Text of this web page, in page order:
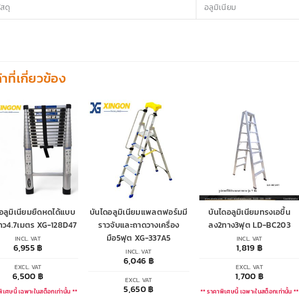
ดุ อลูมิเนียม
ที่เกี่ยวข้อง
ลูมิเนียมยืดหดได้แบบ
4.7เมตร XG-128D47
INCL. VAT
6,955฿
EXCL. VAT
6,500 ฿
ศษนี้ เฉพาะในสต็อกเท่านั้น **
บันไดอลูมิเนียมแพลตฟอร์มมี
ราวจับและถาดวางเครื่อง
มือ5ฟุต XG-337A5
INCL. VAT
6,046 ฿
EXCL. VAT
5,650฿
บันไดอลูมิเนียมทรงเอขึ้น
ลง2ทาง3ฟุต LD-BC203
INCL. VAT
1,819 ฿
EXCL. VAT
1,700 ฿
** ราคาพิเศษนี้ เฉพาะในสต็อกเท่านั้น **